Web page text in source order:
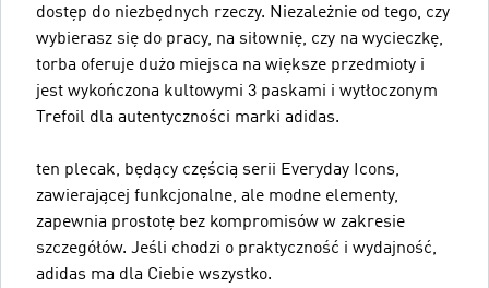
dostęp do niezbędnych rzeczy. Niezależnie od tego, czy
wybierasz się do pracy, na siłownię, czy na wycieczkę,
torba oferuje dużo miejsca na większe przedmioty i
jest wykończona kultowymi 3 paskami i wytłoczonym
Trefoil dla autentyczności marki adidas.
ten plecak, będący częścią serii Everyday Icons,
zawierającej funkcjonalne, ale modne elementy,
zapewnia prostotę bez kompromisów w zakresie
szczegółów. Jeśli chodzi o praktyczność i wydajność,
adidas ma dla Ciebie wszystko.